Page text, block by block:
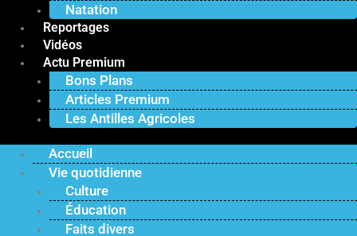
Natation
Reportages
Vidéos
Actu Premium
Bons Plans
Articles Premium
Les Antilles Agricoles
Accueil
Vie quotidienne
Culture
Éducation
Faits divers